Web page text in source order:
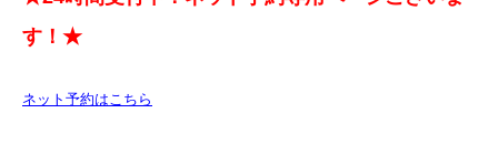
す！★
ネット予約はこちら